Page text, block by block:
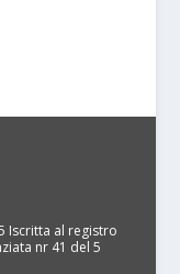
Iscritta al registro
nr 41 del 5